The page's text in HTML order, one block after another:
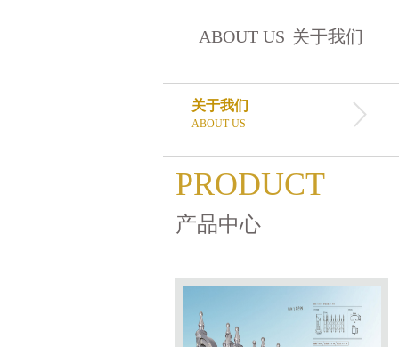
ABOUT US 关于我们
关于我们
ABOUT US
PRODUCT
产品中心